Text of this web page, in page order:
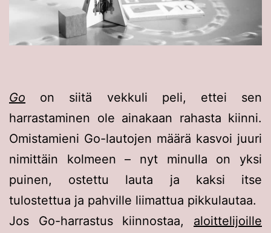
Go on siitä vekkuli peli, ettei sen
harrastaminen ole ainakaan rahasta kiinni.
Omistamieni Go-lautojen määrä kasvoi juuri
nimittäin kolmeen – nyt minulla on yksi
puinen, ostettu lauta ja kaksi itse
tulostettua ja pahville liimattua pikkulautaa.
Jos Go-harrastus kiinnostaa, aloittelijoille